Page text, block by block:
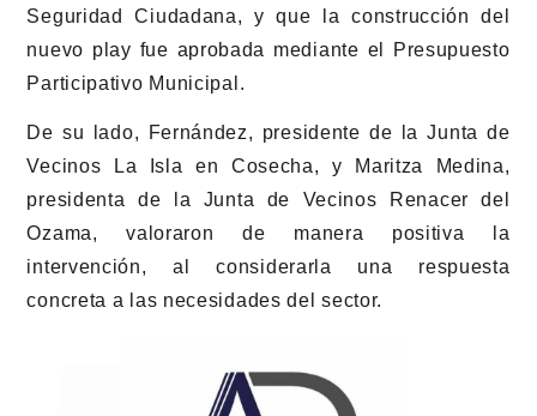
Seguridad Ciudadana, y que la construcción del
nuevo play fue aprobada mediante el Presupuesto
Participativo Municipal.
De su lado, Fernández, presidente de la Junta de
Vecinos La Isla en Cosecha, y Maritza Medina,
presidenta de la Junta de Vecinos Renacer del
Ozama, valoraron de manera positiva la
intervención, al considerarla una respuesta
concreta a las necesidades del sector.